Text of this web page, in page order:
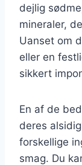
dejlig
mineraler,
Uanset om
eller en
sikkert
En af de
deres
forskellige
smag. Du